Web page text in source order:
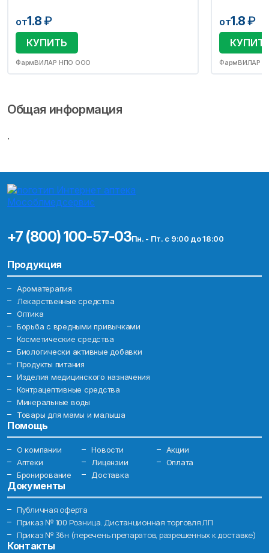
от1.8₽
КУПИТЬ
ФармВИЛАР НПО ООО
от1.8₽
ФармВИЛАР
Общая информация
.
+7 (800) 100-57-03Пн. - Пт. с 9:00 до 18:00
Продукция
Ароматерапия
Лекарственные средства
Оптика
Борьба с вредными привычками
Косметические средства
Биологически активные добавки
Продукты питания
Изделия медицинского назначения
Контрацептивные средства
Минеральные воды
Товары для мамы и малыша
Помощь
О компании Новости
Акции
Аптеки
Лицензии
Оплата
Бронирование
Доставка
Документы
Публичная оферта
Приказ № 100 Розница. Дистанционная торговля ЛП
Приказ № 36н (перечень препаратов, разрешенных к доставке)
Контакты